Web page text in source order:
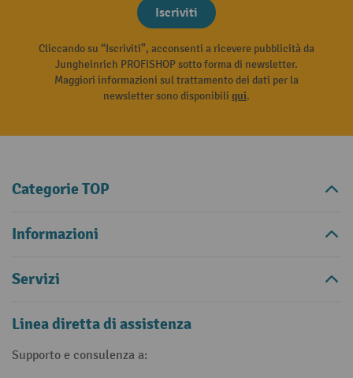
Iscriviti
Cliccando su “Iscriviti”, acconsenti a ricevere pubblicità da
Jungheinrich PROFISHOP sotto forma di newsletter.
Maggiori informazioni sul trattamento dei dati per la
newsletter sono disponibili qui.
Categorie TOP
Informazioni
Servizi
Linea diretta di assistenza
Supporto e consulenza a: